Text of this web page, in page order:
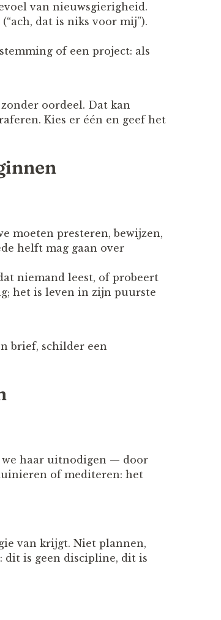
van nieuwsgierigheid.
dat is niks voor mij”).
of een project: als
oordeel. Dat kan
Kies er één en geef het
moeten presteren, bewijzen,
helft mag gaan over
niemand leest, of probeert
het is leven in zijn puurste
brief, schilder een
we haar uitnodigen — door
of mediteren: het
van krijgt. Niet plannen,
dit is geen discipline, dit is